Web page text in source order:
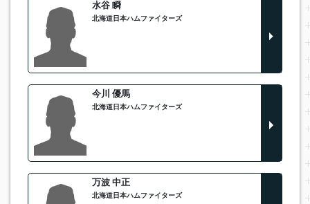
水谷 瞬
北海道日本ハムファイターズ
今川 優馬
北海道日本ハムファイターズ
万波 中正
北海道日本ハムファイターズ